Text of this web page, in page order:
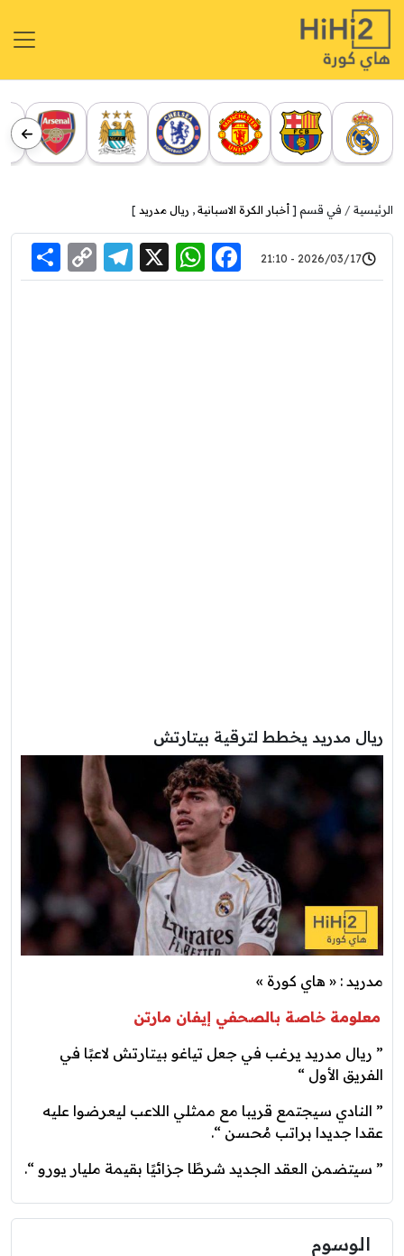
الرئيسية في قسم [ أخبار الكرة الاسبانية , ريال مدريد ]
2026/03/17 - 21:10
Facebook
WhatsApp
X
Link
ريال مدريد يخطط لترقية بيتارتش
مدريد : « هاي كورة »
معلومة خاصة بالصحفي إيفان مارتن
” ريال مدريد يرغب في جعل تياغو بيتارتش لاعبًا في
الفريق الأول “
” النادي سيجتمع قريبا مع ممثلي اللاعب ليعرضوا عليه
عقدا جديدا براتب مُحسن “.
” سيتضمن العقد الجديد شرطًا جزائيًا بقيمة مليار يورو “.
الوسوم